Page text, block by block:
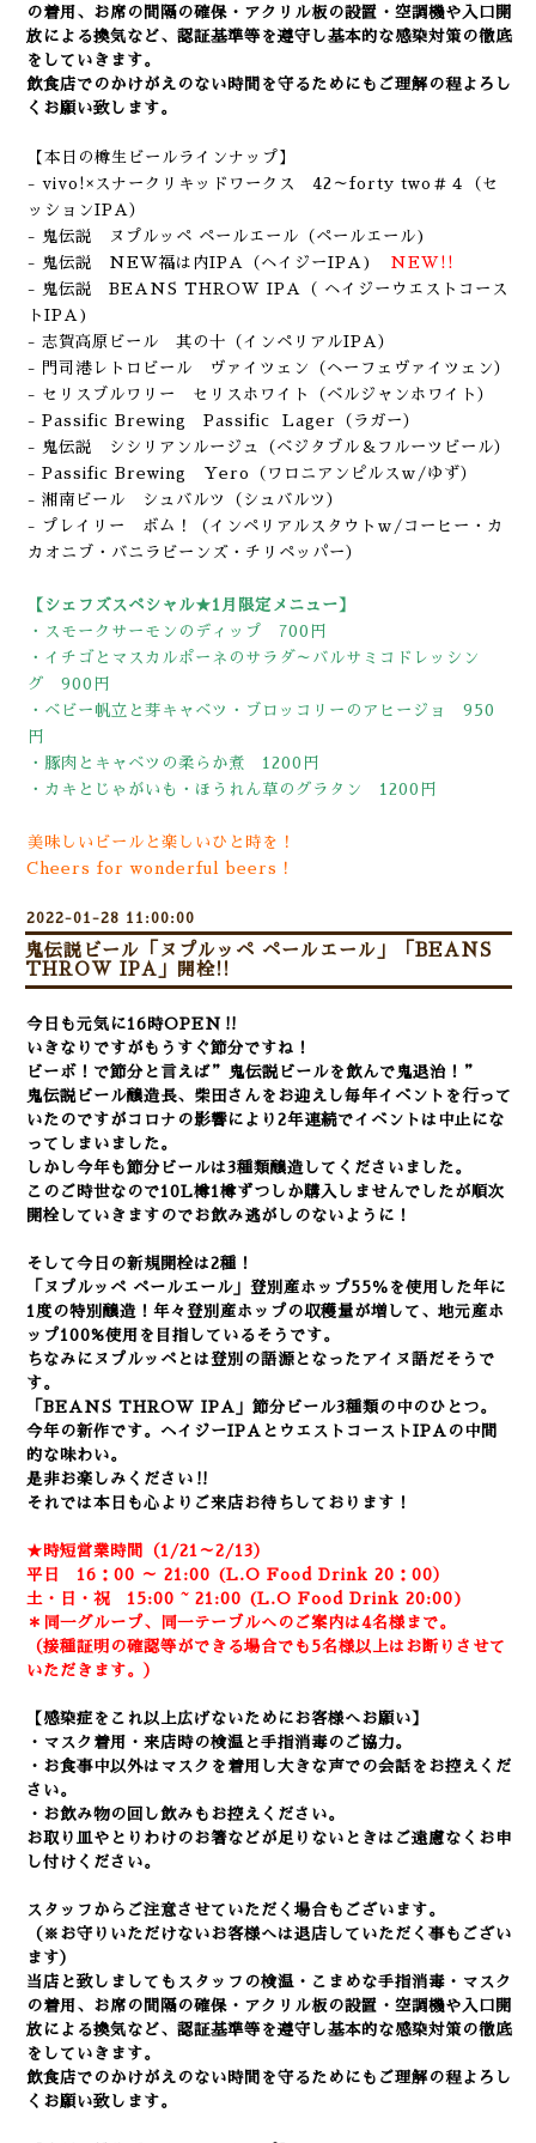
の着用、 お席の間隔の確保・アクリル板の設置・空調機や入口開
放による換気など、認証基準等を遵守し基本的な感染対策の徹底
をしていきます。
飲食店でのかけがえのない時間を守るためにもご理解の程よろし
くお願い致します。
【本日の樽生ビールラインナップ】
- vivo!×スナークリキッドワークス 42～forty two＃４（セ
ッションIPA）
- 鬼伝説 ヌプルッペ ペールエール （ペールエール)
- 鬼伝説 NEW福は内IPA
（ヘイジーIPA ) NEW!!
- 鬼伝説 BEANS THROW IPA（ ヘイジーウエストコース
ト IPA )
- 志賀高原ビール 其の十（インペリアルIPA）
- 門司港レトロビール ヴァイツェン（ヘーフェヴァイツェン）
- セリスブルワリー セリスホワイト（ベルジャンホワイト）
- Passific Brewing Passific Lager （ラガー）
- 鬼伝説 シシリアンルージュ
（ベジタブル＆フルーツビール）
- Passific Brewing Yero
（ワロニアンピルスｗ/ゆず）
- 湘南ビール シュバルツ（シュバルツ）
- プレイリー ボム！（インペリアルスタウトｗ/コーヒー・カ
カオニブ・バニラビーンズ・チリペッパー）
【シェフズスペシャル★1月限定メニュー】
・スモークサーモンのディップ 700円
・イチゴとマスカルポーネのサラダ～バルサミコドレッシン
グ 900円
・ベビー帆立と芽キャベツ・ブロッコリーのアヒージョ 950
円
・豚肉とキャベツの柔らか煮 1200円
・カキとじゃがいも・ほうれん草のグラタン 1200円
美味しいビールと楽しいひと時を！
Cheers for wonderful beers！
2022-01-28 11:00:00
鬼伝説ビール「ヌプルッペ ペールエール」「BEANS
THROW IPA」開栓!!
今日も元気に16時OPEN‼
いきなりですがもうすぐ節分ですね！
ビーボ！で節分と言えば”鬼伝説ビールを飲んで鬼退治！”
鬼伝説ビール醸造長、柴田さんをお迎えし毎年イベントを行って
いたのですがコロナの影響により2年連続でイベントは中止にな
ってしまいました。
しかし今年も節分ビールは3種類醸造してくださいました。
このご時世なので10L樽1樽ずつしか購入しませんでしたが順次
開栓していきますのでお飲み逃がしのないように！
そして今日の新規開栓は2種！
「ヌプルッペ ペールエール」登別産ホップ55％を使用した年に
1度の特別醸造！年々登別産ホップの収穫量が増して、地元産ホ
ップ100%使用を目指しているそうです。
ちなみにヌプルッペとは登別の語源となったアイヌ語だそうで
す。
「BEANS THROW IPA」節分ビール3種類の中のひとつ。
今年の新作です。 ヘイジーIPAとウエストコーストIPAの中間
的な味わい。
是非お楽しみください‼
それでは本日も心よりご来店お待ちしております！
★時短営業時間（1/21～2/13）
平日 16：00 ～ 21:00 (L.O Food Drink 20：00）
土・日・祝 15:00 ~ 21:00 (L.O Food Drink 20:00)
＊同一グループ、同一テーブルへのご案内は4名様まで。
（接種証明の確認等ができる場合でも5名様以上はお断りさせて
いただきます。）
【感染症をこれ以上広げないためにお客様へお願い】
・マスク着用・来店時の検温と手指消毒のご協力。
・お食事中以外はマスクを着用し大きな声での会話をお控えくだ
さい。
・お飲み物の回し飲みもお控えください。
お取り皿やとりわけのお箸などが足りないときはご遠慮なくお申
し付けください。
スタッフからご注意させていただく場合もございます。
（※お守りいただけないお客様へは退店していただく事もござい
ます）
当店と致しましてもスタッフの検温・こまめな手指消毒・マスク
の着用、 お席の間隔の確保・アクリル板の設置・空調機や入口開
放による換気など、認証基準等を遵守し基本的な感染対策の徹底
をしていきます。
飲食店でのかけがえのない時間を守るためにもご理解の程よろし
くお願い致します。